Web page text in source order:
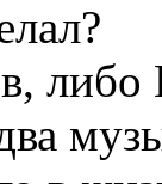
либо